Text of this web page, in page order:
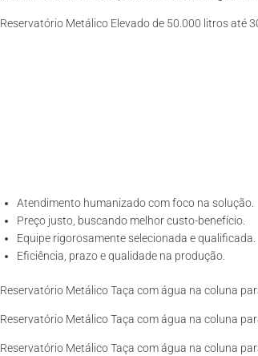
Reservatório Metálico Elevado de 50.000 litros até
Atendimento humanizado com foco na solução.
Preço justo, buscando melhor custo-benefício.
Equipe rigorosamente selecionada e qualificada.
Eficiência, prazo e qualidade na produção.
Reservatório Metálico Taça com água na coluna
Reservatório Metálico Taça com água na coluna
Reservatório Metálico Taça com água na coluna